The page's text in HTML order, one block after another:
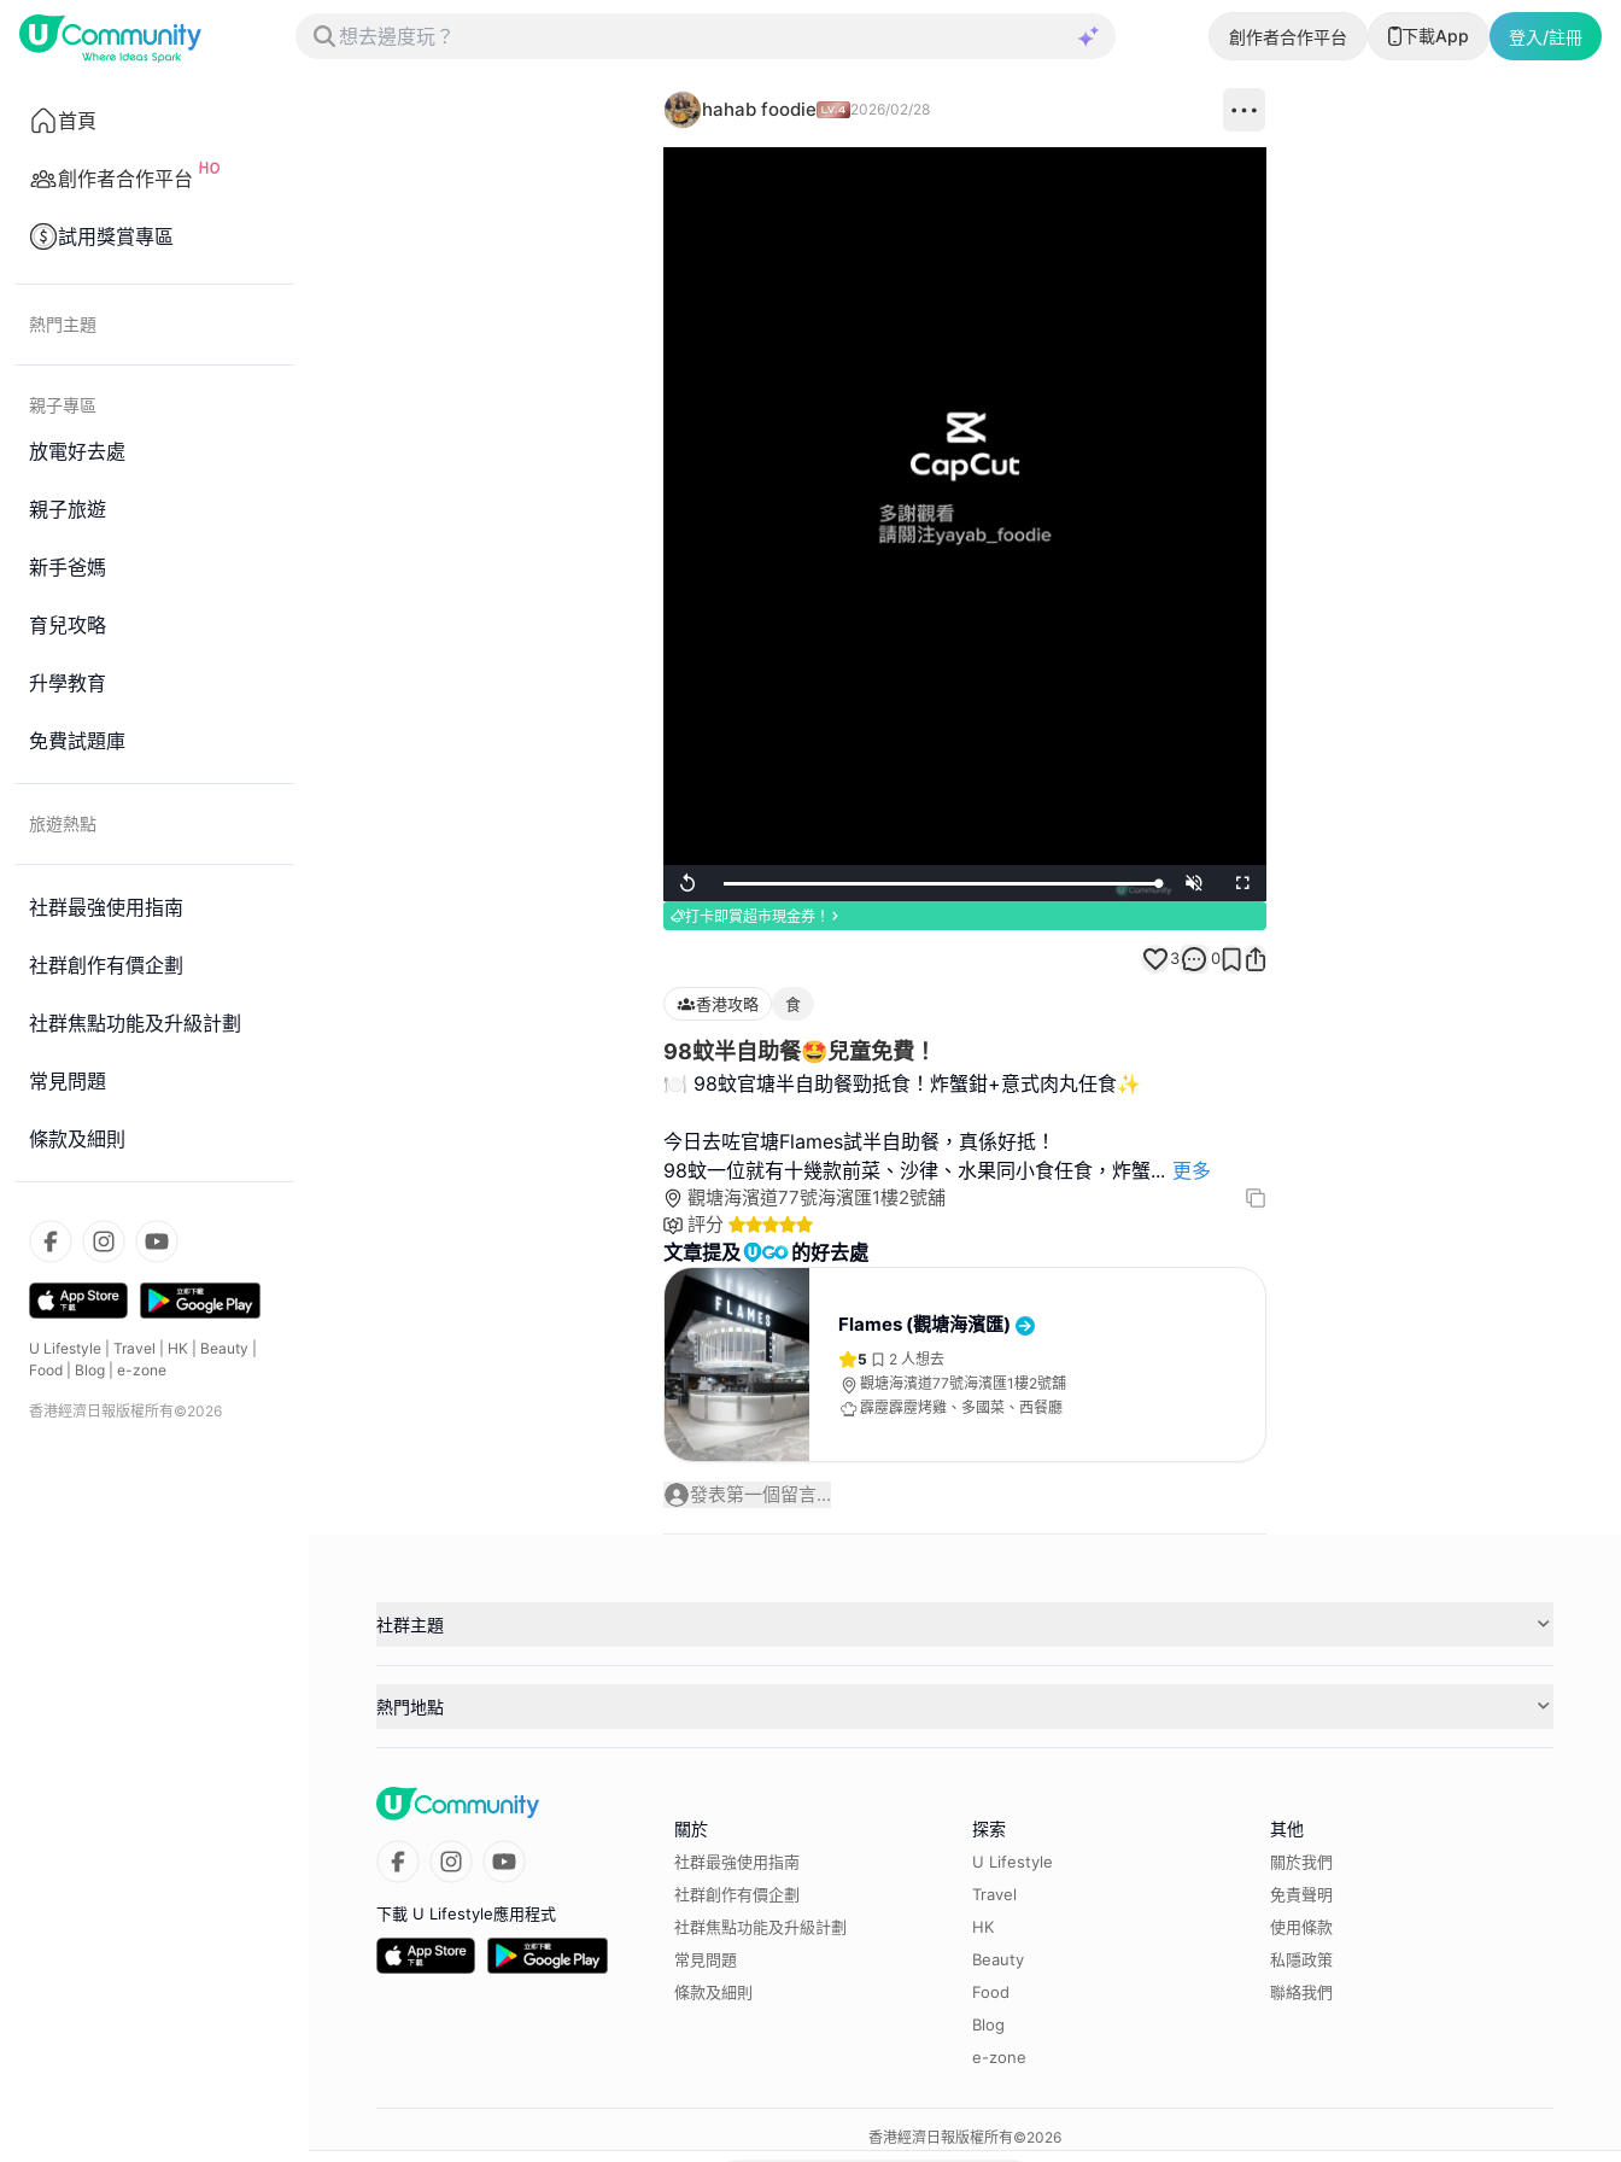
創作者合作平台 下載App 登入/註冊
首頁
創作者合作平台
試用獎賞專區
熱門主題
親子專區
放電好去處
親子旅遊
新手爸媽
育兒攻略
升學教育
免費試題庫
旅遊熱點
社群最強使用指南
社群創作有價企劃
社群焦點功能及升級計劃
常見問題
條款及細則
U Lifestyle Travel HK Beauty
Food
Blog e-zone
香港經濟日報版權所有©2026
hahab foodie 2026/02/28
Replay Loaded:
100.00%
Unmute Fullscreen
打卡即賞超市現金券！
3 0
香港攻略 食
98蚊半自助餐🤩兒童免費！
🍽️ 98蚊官塘半自助餐勁抵食！炸蟹鉗+意式肉丸任食✨
今日去咗官塘Flames試半自助餐，真係好抵！
98蚊一位就有十幾款前菜、沙律、水果同小食任食，炸蟹... 更多
觀塘海濱道77號海濱匯1樓2號舖
評分
文章提及 的好去處
Flames (觀塘海濱匯)
5 2 人想去
觀塘海濱道77號海濱匯1樓2號舖
霹靂霹靂烤雞、多國菜、西餐廳
發表第一個留言...
社群主題
熱門地點
下載 U Lifestyle應用程式
關於
社群最強使用指南
社群創作有價企劃
社群焦點功能及升級計劃
常見問題
條款及細則
探索
U Lifestyle
Travel
HK
Beauty
Food
Blog
e-zone
其他
關於我們
免責聲明
使用條款
私隱政策
聯絡我們
香港經濟日報版權所有©2026